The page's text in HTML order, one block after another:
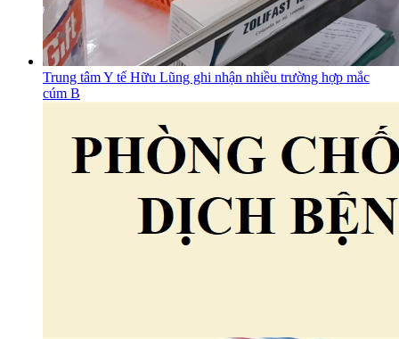
Trung tâm Y tế Hữu Lũng ghi nhận nhiều trường hợp mắc
cúm B